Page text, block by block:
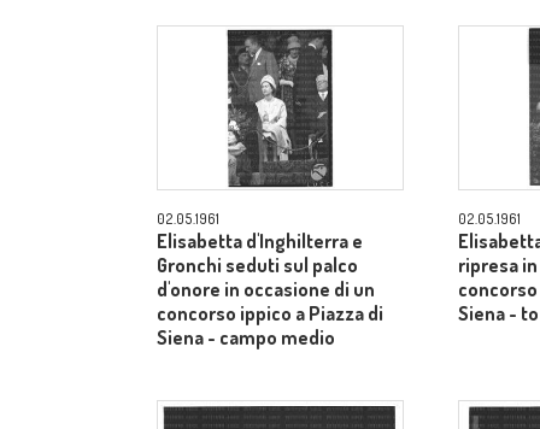
02.05.1961
Elisabetta d'Inghilterra e
Gronchi seduti sul palco
d'onore in occasione di un
concorso ippico a Piazza di
Siena - campo medio
02.05.1961
ripresa
Siena -